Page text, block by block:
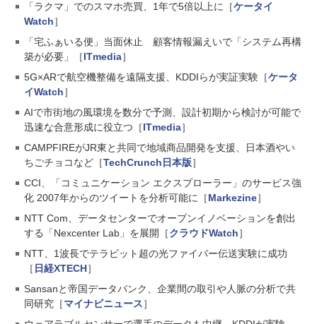
「ラクマ」でのスマホ売買、1年で5倍以上に［ケータイ
Watch］
「宅ふぁいる便」当面休止 顧客情報漏えいで「システム再構
築が必要」［ITmedia］
5G×ARで航空機整備を遠隔支援、KDDIらが実証実験［ケータ
イWatch］
AIで市街地の風環境を数分で予測、設計初期から検討が可能で
迅速な合意形成に役立つ［ITmedia］
CAMPFIREがJR東と共同で地域商品開発を支援、日本酒やい
ちごチョコなど［TechCrunch日本版］
CCI、「コミュニケーション エクスプローラー」のサービス強
化 2007年からのツイートを分析可能に［Markezine］
NTT Com、データセンターでオープンイノベーションを創出
する「Nexcenter Lab」を展開［クラウドWatch］
NTT、1波長でテラビット超の光ファイバー伝送実験に成功
［ 日経XTECH］
Sansanと帝国データバンク、企業間の取引や人脈の分析で共
同研究［マイナビニュース］